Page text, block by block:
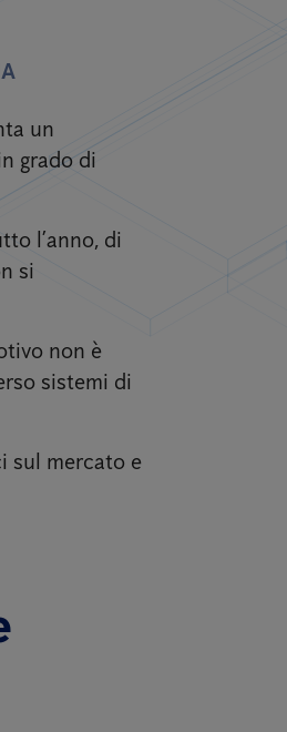
un
grado di
l’anno, di
si
non è
sistemi di
sul mercato e